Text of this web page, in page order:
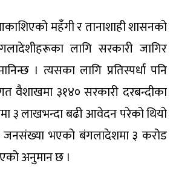
महँगी र तानाशाही शासनको
लागि सरकारी जागिर
। त्यसका लागि प्रतिस्पर्धा पनि
वैशाखमा ३१४० सरकारी दरबन्दीका
३ लाखभन्दा बढी आवेदन परेको थियो
जनसंख्या भएको बंगलादेशमा ३ करोड
अनुमान छ ।